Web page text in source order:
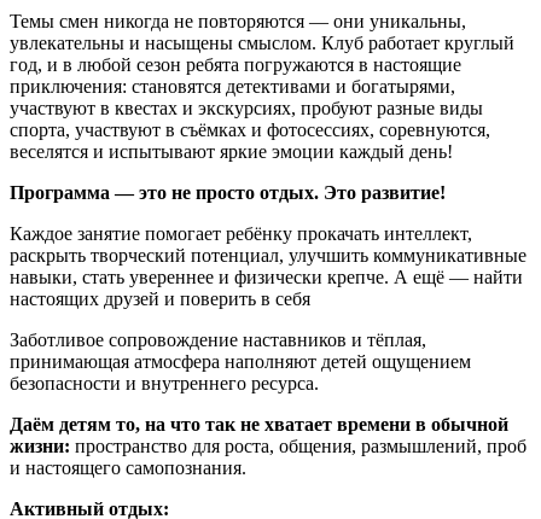
Темы смен никогда не повторяются — они уникальны,
увлекательны и насыщены смыслом. Клуб работает круглый
год, и в любой сезон ребята погружаются в настоящие
приключения: становятся детективами и богатырями,
участвуют в квестах и экскурсиях, пробуют разные виды
спорта, участвуют в съёмках и фотосессиях, соревнуются,
веселятся и испытывают яркие эмоции каждый день!
Программа — это не просто отдых. Это развитие!
Каждое занятие помогает ребёнку прокачать интеллект,
раскрыть творческий потенциал, улучшить коммуникативные
навыки, стать увереннее и физически крепче. А ещё — найти
настоящих друзей и поверить в себя
Заботливое сопровождение наставников и тёплая,
принимающая атмосфера наполняют детей ощущением
безопасности и внутреннего ресурса.
Даём детям то, на что так не хватает времени в обычной
жизни: пространство для роста, общения, размышлений, проб
и настоящего самопознания.
Активный отдых: